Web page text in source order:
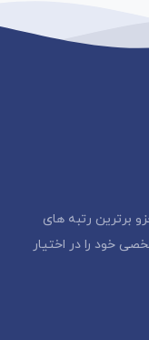
برترین رتبه های
خود را در اختیار